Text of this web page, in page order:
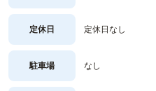
定休日 定休日なし
駐車場 なし